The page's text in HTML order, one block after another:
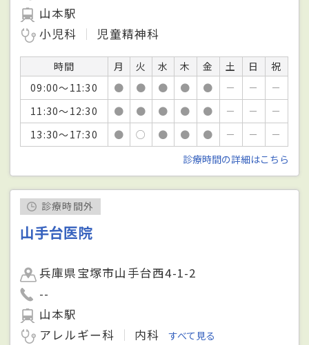
山本駅
小児科
児童精神科
時間 月 火 水 木 金 土 日
祝
09:00～11:30
● ● ● ● ● － －
－
11:30～12:30
● ● ● ● ● － －
－
13:30～17:30
● ○ ● ● ● － －
－
診療時間の詳細はこちら
診療時間外
山手台医院
兵庫県宝塚市山手台西4-1-2
--
山本駅
アレルギー科
内科 すべて見る